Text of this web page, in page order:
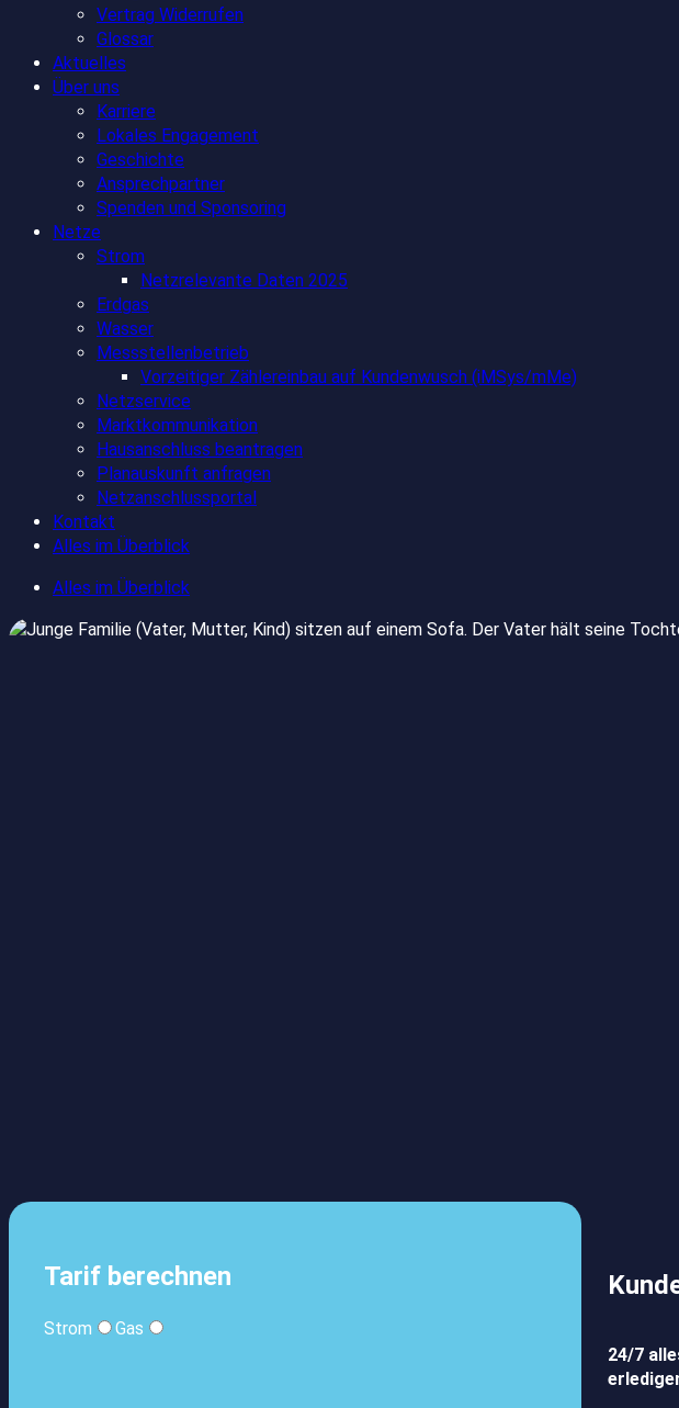
Vertrag Widerrufen
Glossar
Aktuelles
Über uns
Karriere
Lokales Engagement
Geschichte
Ansprechpartner
Spenden und Sponsoring
Netze
Strom
Netzrelevante Daten 2025
Erdgas
Wasser
Messstellenbetrieb
Vorzeitiger Zählereinbau auf Kundenwusch (iMSys/mMe)
Netzservice
Marktkommunikation
Hausanschluss beantragen
Planauskunft anfragen
Netzanschlussportal
Kontakt
Alles im Überblick
Alles im Überblick
Tarif berechnen
Strom Gas
24/7